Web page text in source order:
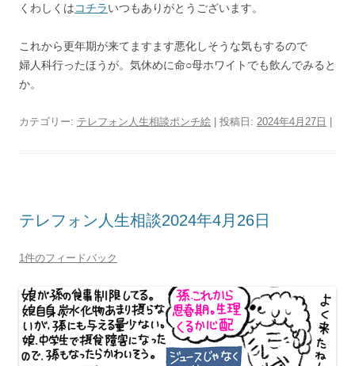
くわしくはコチラいつもありがとうございます。
これから更年期が来てますます悪化しそうな気もするので
婦人科行ったほうが。気休めに命○母ホワイトでも飲んでみると
か。
カテゴリー: テレフォン人生相談ポンチ絵 | 投稿日: 2024年4月27日 |
テレフォン人生相談2024年4月26日
1件のフィードバック